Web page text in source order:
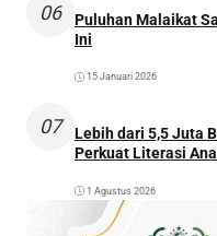
06
Puluhan Malaikat
Ini
15 Januari 2026
07
Lebih dari 5,5 Juta
Perkuat Literasi
1 Agustus 2026